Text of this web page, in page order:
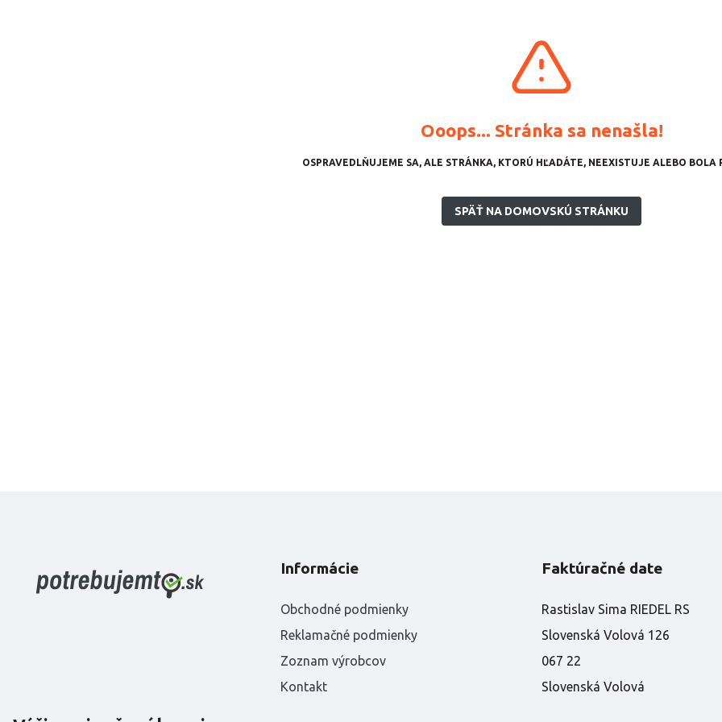
Ooops... Stránka sa nenašla!
OSPRAVEDLŇUJEME SA, ALE STRÁNKA, KTORÚ HĽADÁTE, NEEXISTUJE ALEBO BOLA
SPÄŤ NA DOMOVSKÚ STRÁNKU
Informácie
Obchodné podmienky
Reklamačné podmienky
Zoznam výrobcov
Kontakt
Faktúračné date
Rastislav Sima RIEDEL RS
Slovenská Volová 126
067 22
Slovenská Volová